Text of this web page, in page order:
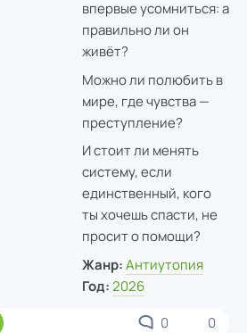
впервые усомниться: а
правильно ли он
живёт?
Можно ли полюбить в
мире, где чувства —
преступление?
И стоит ли менять
систему, если
единственный, кого
ты хочешь спасти, не
просит о помощи?
Жанр: Антиутопия
Год: 2026
0 0